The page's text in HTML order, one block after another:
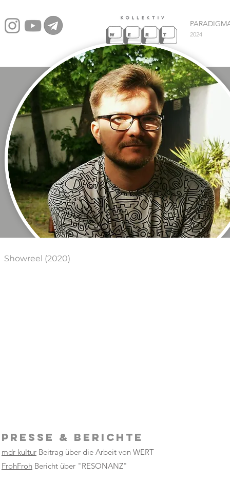
2024
Showreel (2020)
PRESSE & Berichte
mdr kultur Beitrag über die Arbeit von WERT
FrohFroh Bericht über "RESONANZ"